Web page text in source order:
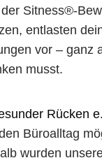
Sitness®-
entlasten
vor – ganz
musst.
Rücken
Büroalltag
wurden